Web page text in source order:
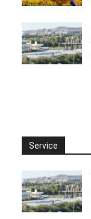
Service